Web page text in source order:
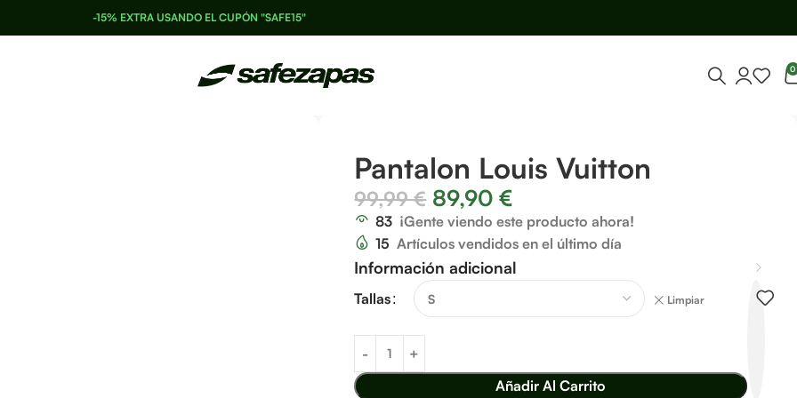
-15% EXTRA USANDO EL CUPÓN "SAFE15"
0
Pantalon Louis Vuitton
99,99€ 89,90€
83 ¡Gente viendo este producto ahora!
15 Artículos vendidos en el último día
Información adicional
Tallas Limpiar
Añadir Al Carrito